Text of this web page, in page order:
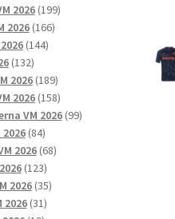
produkter
2026 199199
2026 166166
144144
132132
produkter
2026 189189
produkter
2026 158158
produkter
VM 2026 9999
2026 8484
produkter
2026 6868
123123
produkter
2026 3535
2026 3131